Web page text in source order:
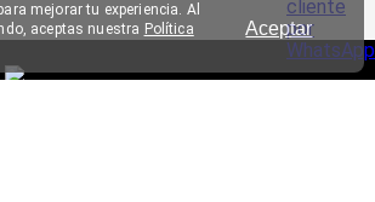
Aceptar
mejorar tu experiencia. Al
aceptas nuestra Política